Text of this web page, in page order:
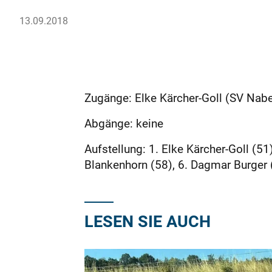
13.09.2018
Zugänge: Elke Kärcher-Goll (SV
Abgänge: keine
Aufstellung: 1. Elke Kärcher-Goll
Blankenhorn (58), 6. Dagmar
LESEN SIE AUCH